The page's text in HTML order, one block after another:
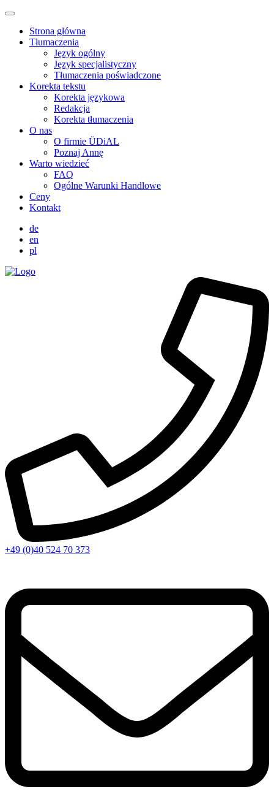
Strona główna
Tłumaczenia
Język ogólny
Język specjalistyczny
Tłumaczenia poświadczone
Korekta tekstu
Korekta językowa
Redakcja
Korekta tłumaczenia
O nas
O firmie ÜDiAL
Poznaj Annę
Warto wiedzieć
FAQ
Ogólne Warunki Handlowe
Ceny
Kontakt
de
en
pl
+49 (0)40 524 70 373